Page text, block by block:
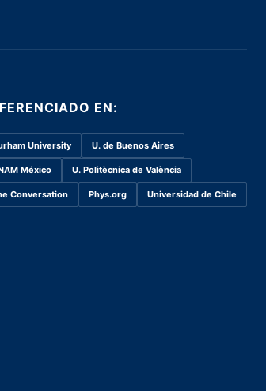
EN:
University U. de Buenos Aires
México U. Politècnica de València
Conversation Phys.org Universidad de Chile